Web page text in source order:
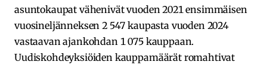
asuntokaupat vähenivät vuoden 2021 ensimmäisen
vuosineljänneksen 2 547 kaupasta vuoden 2024
vastaavan ajankohdan 1 075 kauppaan.
Uudiskohdeyksiöiden kauppamäärät romahtivat